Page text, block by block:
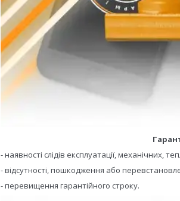
- наявності слідів експлуатації, механічних,
- відсутності, пошкодження або
- перевищення гарантійного строку.